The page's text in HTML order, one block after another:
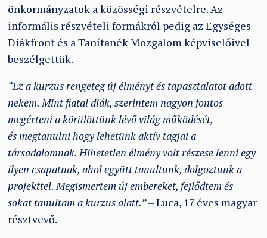
önkormányzatok a közösségi részvételre. Az
informális részvételi formákról pedig az Egységes
Diákfront és a Tanítanék Mozgalom képviselőivel
beszélgettük.
“Ez a kurzus rengeteg új élményt és tapasztalatot adott
nekem. Mint fiatal diák, szerintem nagyon fontos
megérteni a körülöttünk lévő világ működését,
és megtanulni hogy lehetünk aktív tagjai a
társadalomnak. Hihetetlen élmény volt részese lenni egy
ilyen csapatnak, ahol együtt tanultunk, dolgoztunk a
projekttel. Megismertem új embereket, fejlődtem és
sokat tanultam a kurzus alatt.”– Luca, 17 éves magyar
résztvevő.